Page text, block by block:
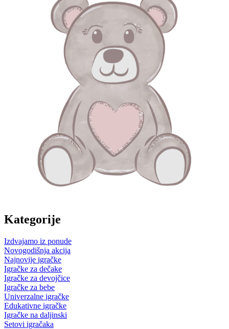
Kategorije
Izdvajamo iz ponude
Novogodišnja akcija
Najnovije igračke
Igračke za dečake
Igračke za devojčice
Igračke za bebe
Univerzalne igračke
Edukativne igračke
Igračke na daljinski
Setovi igračaka